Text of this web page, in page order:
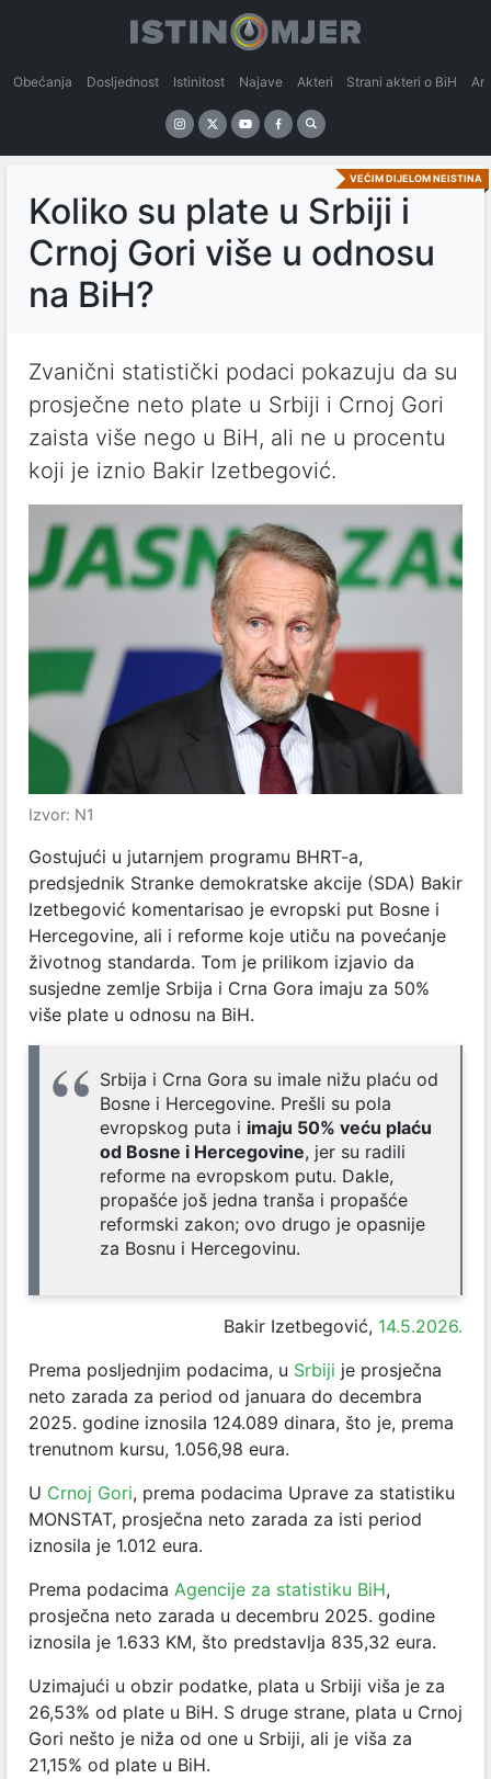
Obećanja Dosljednost Istinitost Najave Akteri Strani akteri o BiH
VEĆIM DIJELOM NEISTINA
Koliko su plate u Srbiji i
Crnoj Gori više u odnosu
na BiH?
Zvanični statistički podaci pokazuju da su
prosječne neto plate u Srbiji i Crnoj Gori
zaista više nego u BiH, ali ne u procentu
koji je iznio Bakir Izetbegović.
Izvor: N1
Gostujući u jutarnjem programu BHRT-a,
predsjednik Stranke demokratske akcije (SDA) Bakir
Izetbegović komentarisao je evropski put Bosne i
Hercegovine, ali i reforme koje utiču na povećanje
životnog standarda. Tom je prilikom izjavio da
susjedne zemlje Srbija i Crna Gora imaju za 50%
više plate u odnosu na BiH.
Srbija i Crna Gora su imale nižu plaću od
Bosne i Hercegovine. Prešli su pola
evropskog puta i imaju 50% veću plaću
od Bosne i Hercegovine, jer su radili
reforme na evropskom putu. Dakle,
propašće još jedna tranša i propašće
reformski zakon; ovo drugo je opasnije
za Bosnu i Hercegovinu.
Bakir Izetbegović, 14.5.2026.
Prema posljednjim podacima, u Srbiji je prosječna
neto zarada za period od januara do decembra
2025. godine iznosila 124.089 dinara, što je, prema
trenutnom kursu, 1.056,98 eura.
U Crnoj Gori, prema podacima Uprave za statistiku
MONSTAT, prosječna neto zarada za isti period
iznosila je 1.012 eura.
Prema podacima Agencije za statistiku BiH,
prosječna neto zarada u decembru 2025. godine
iznosila je 1.633 KM, što predstavlja 835,32 eura.
Uzimajući u obzir podatke, plata u Srbiji viša je za
26,53% od plate u BiH. S druge strane, plata u Crnoj
Gori nešto je niža od one u Srbiji, ali je viša za
21,15% od plate u BiH.